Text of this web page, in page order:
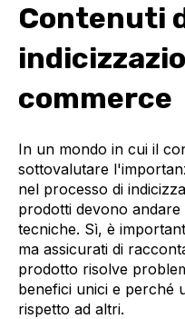
Contenuti
commerce
In un mondo in cui il
sottovalutare
nel processo di
prodotti devono
tecniche. Sì, è
ma assicurati di
prodotto risolve
benefici unici e perché
rispetto ad altri.